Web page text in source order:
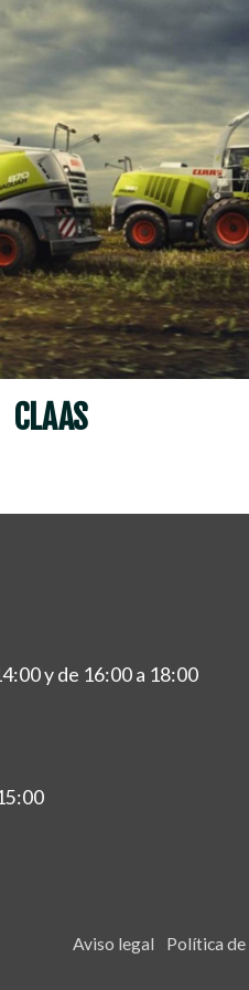
CLAAS
y de 16:00 a 18:00
Aviso legal Política de